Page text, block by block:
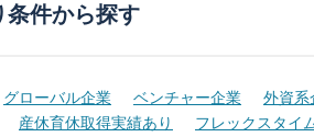
条件から探す
グローバル企業 ベンチャー企業 外資系
産休育休取得実績あり フレックスタイ